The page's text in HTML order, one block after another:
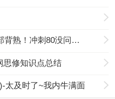
最强政治结构图！五天全部背熟！冲刺80没问题！
思修知识点总结
太及时了~我内牛满面